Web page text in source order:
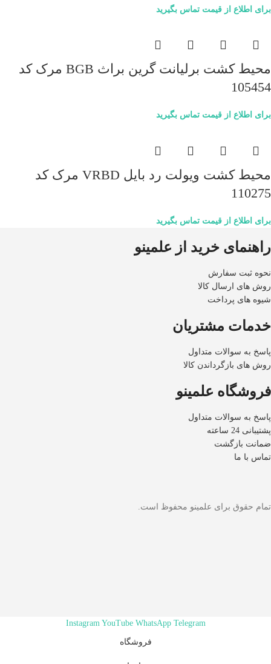
برای اطلاع از قیمت تماس بگیرید
محیط کشت برلیانت گرین براث BGB مرک کد
105454
برای اطلاع از قیمت تماس بگیرید
محیط کشت ویولت رد بایل VRBD مرک کد
110275
برای اطلاع از قیمت تماس بگیرید
راهنمای خرید از علمینو
نحوه ثبت سفارش
روش های ارسال کالا
شیوه های پرداخت
خدمات مشتریان
پاسخ به سوالات متداول
روش های بازگرداندن کالا
فروشگاه علمینو
پاسخ به سوالات متداول
پشتیبانی 24 ساعته
ضمانت بازگشت
تماس با ما
تمام حقوق برای علمینو محفوظ است.
Instagram YouTube WhatsApp Telegram
فروشگاه